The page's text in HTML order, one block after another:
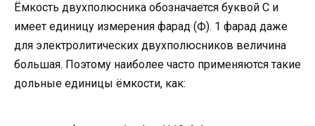
Ёмкость двухполюсника обозначается буквой C и
имеет единицу измерения фарад (Ф). 1 фарад даже
для электролитических двухполюсников величина
большая. Поэтому наиболее часто применяются такие
дольные единицы ёмкости, как: